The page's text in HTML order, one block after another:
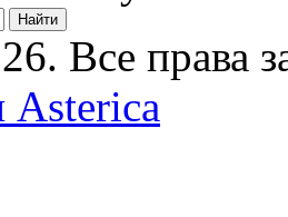
Все права
Asterica